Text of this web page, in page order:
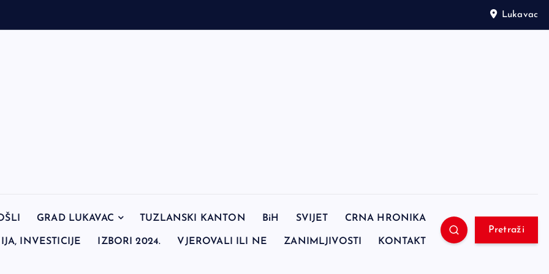
Lukavac
GRAD LUKAVAC TUZLANSKI KANTON BiH SVIJET CRNA HRONIKA
INVESTICIJE IZBORI 2024. VJEROVALI ILI NE ZANIMLJIVOSTI KONTAKT
Pretraži